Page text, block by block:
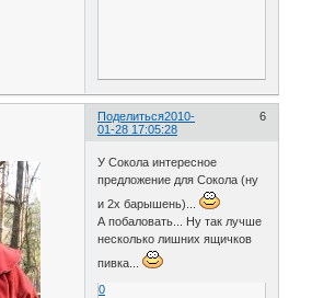
Поделиться 6
2010-
01-28 17:05:28
У Сокола интересное
предложение для Сокола (ну
и 2х барышень)...
А побаловать... Ну так лучше
несколько лишних ящичков
пивка...
0